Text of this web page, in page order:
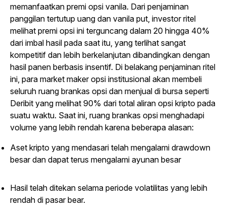
memanfaatkan premi opsi vanila. Dari penjaminan
panggilan tertutup uang dan vanila put, investor ritel
melihat premi opsi ini terguncang dalam 20 hingga 40%
dari imbal hasil pada saat itu, yang terlihat sangat
kompetitif dan lebih berkelanjutan dibandingkan dengan
hasil panen berbasis insentif. Di belakang penjaminan ritel
ini, para market maker opsi institusional akan membeli
seluruh ruang brankas opsi dan menjual di bursa seperti
Deribit yang melihat 90% dari total aliran opsi kripto pada
suatu waktu. Saat ini, ruang brankas opsi menghadapi
volume yang lebih rendah karena beberapa alasan:
Aset kripto yang mendasari telah mengalami drawdown
besar dan dapat terus mengalami ayunan besar
Hasil telah ditekan selama periode volatilitas yang lebih
rendah di pasar bear.